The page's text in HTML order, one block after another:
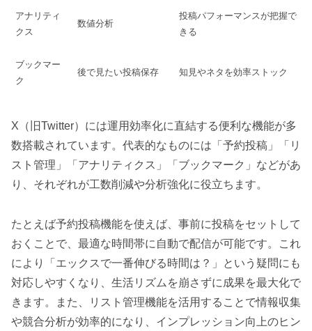
アナリティ
クス
数値分析
投稿パフォーマンスが把握で
きる
ブックマー
ク
後で見たい投稿保存 知見やネタを効率ストック
X（旧Twitter）には運用効率化に直結する便利な機能が多
数搭載されています。代表的なものには「予約投稿」「リ
スト管理」「アナリティクス」「ブックマーク」などがあ
り、それぞれが工数削減や分析強化に役立ちます。
たとえば予約投稿機能を使えば、事前に投稿をセットして
おくことで、最適な時間帯に自動で配信が可能です。これ
により「エックスで一番伸びる時間は？」という疑問にも
対応しやすくなり、生活リズムを崩さずに成果を最大化で
きます。また、リスト管理機能を活用することで情報収集
や競合分析が効率的になり、インプレッション向上のヒン